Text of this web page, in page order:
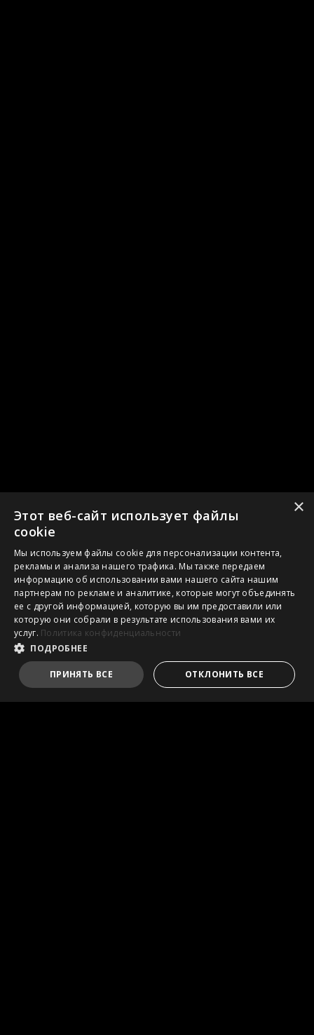
×
Этот веб-сайт использует файлы
cookie
Мы используем файлы cookie для персонализации контента,
рекламы и анализа нашего трафика. Мы также передаем
информацию об использовании вами нашего сайта нашим
партнерам по рекламе и аналитике, которые могут объединять
ее с другой информацией, которую вы им предоставили или
которую они собрали в результате использования вами их
услуг. Политика конфиденциальности
ПОДРОБНЕЕ
ПРИНЯТЬ ВСЕ ОТКЛОНИТЬ ВСЕ